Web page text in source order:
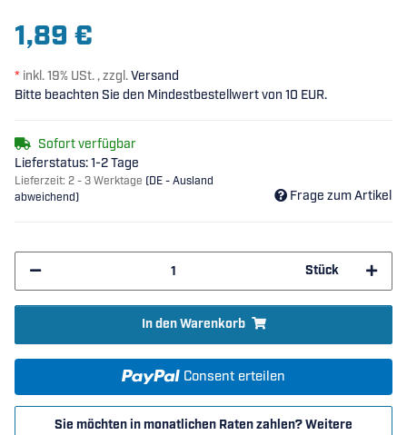
1,89 €
* inkl. 19% USt. , zzgl.Versand
Bitte beachten Sie den Mindestbestellwert von 10 EUR.
Sofort verfügbar
Lieferstatus: 1-2 Tage
Lieferzeit: 2 - 3 Werktage (DE - Ausland
abweichend)
Frage zum Artikel
Stück
In den Warenkorb
Consent erteilen
Sie möchten in monatlichen Raten zahlen?Weitere